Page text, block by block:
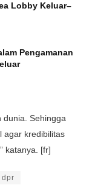
Lobby Keluar–
Pengamanan
dunia. Sehingga
agar kredibilitas
katanya. [fr]
dpr